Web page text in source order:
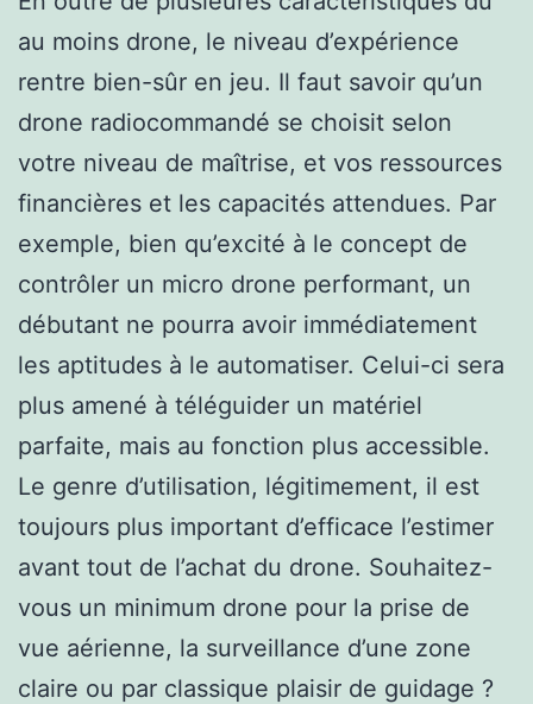
au moins drone, le niveau d’expérience
rentre bien-sûr en jeu. Il faut savoir qu’un
drone radiocommandé se choisit selon
votre niveau de maîtrise, et vos ressources
financières et les capacités attendues. Par
exemple, bien qu’excité à le concept de
contrôler un micro drone performant, un
débutant ne pourra avoir immédiatement
les aptitudes à le automatiser. Celui-ci sera
plus amené à téléguider un matériel
parfaite, mais au fonction plus accessible.
Le genre d’utilisation, légitimement, il est
toujours plus important d’efficace l’estimer
avant tout de l’achat du drone. Souhaitez-
vous un minimum drone pour la prise de
vue aérienne, la surveillance d’une zone
claire ou par classique plaisir de guidage ?